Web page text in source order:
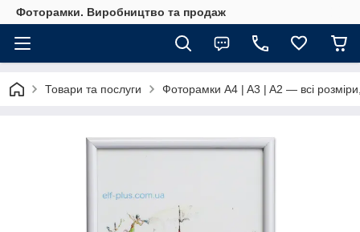
Фоторамки. Виробництво та продаж
Товари та послуги Фоторамки A4 | A3 | A2 — всі